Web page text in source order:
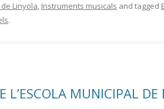
Linyola, Instruments musicals and tagged
.
L’ESCOLA MUNICIPAL